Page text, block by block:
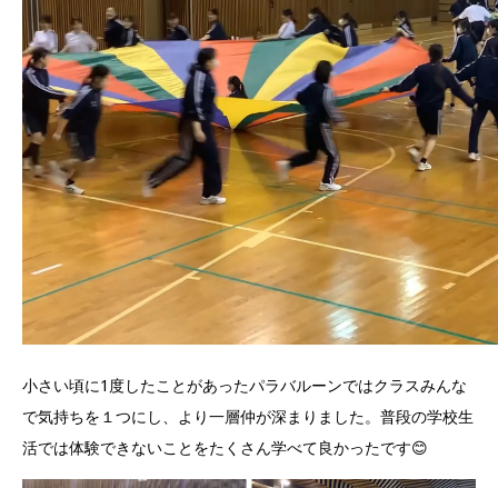
小さい頃に1度したことがあったパラバルーンではクラスみんな
で気持ちを１つにし、より一層仲が深まりました。普段の学校生
活では体験できないことをたくさん学べて良かったです😊